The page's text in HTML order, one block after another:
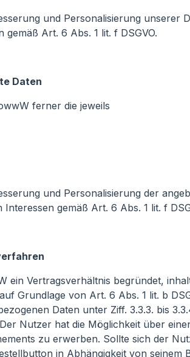
und Personalisierung unserer
Art. 6 Abs. 1 lit. f DSGVO.
Daten
ferner die jeweils
und Personalisierung der
gemäß Art. 6 Abs. 1 lit. f
ein Vertragsverhältnis begründet,
Grundlage von Art. 6 Abs. 1 lit. b
Daten unter Ziff. 3.3.3. bis
Nutzer hat die Möglichkeit über
zu erwerben. Sollte sich der
in Abhängigkeit von seinem